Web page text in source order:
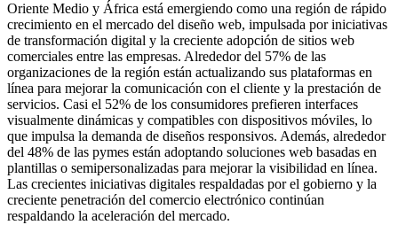
Oriente Medio y África está emergiendo como una región de rápido
crecimiento en el mercado del diseño web, impulsada por iniciativas
de transformación digital y la creciente adopción de sitios web
comerciales entre las empresas. Alrededor del 57% de las
organizaciones de la región están actualizando sus plataformas en
línea para mejorar la comunicación con el cliente y la prestación de
servicios. Casi el 52% de los consumidores prefieren interfaces
visualmente dinámicas y compatibles con dispositivos móviles, lo
que impulsa la demanda de diseños responsivos. Además, alrededor
del 48% de las pymes están adoptando soluciones web basadas en
plantillas o semipersonalizadas para mejorar la visibilidad en línea.
Las crecientes iniciativas digitales respaldadas por el gobierno y la
creciente penetración del comercio electrónico continúan
respaldando la aceleración del mercado.